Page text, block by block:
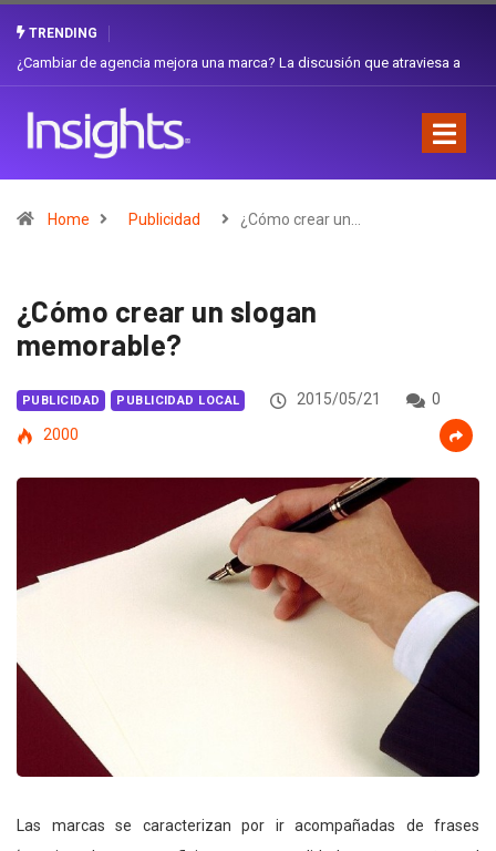
TRENDING
Gabriela Herrera y el arte de cambiarse el sombrero en Corporación
Home Publicidad ¿Cómo crear un…
¿Cómo crear un slogan
memorable?
PUBLICIDAD PUBLICIDAD LOCAL 2015/05/21
0
2000
Las marcas se caracterizan por ir acompañadas de frases